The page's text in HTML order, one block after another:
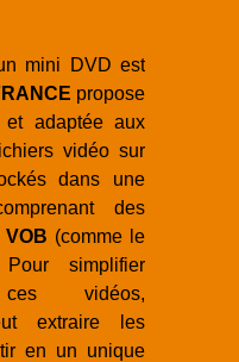
mini DVD est
propose
et adaptée aux
vidéo sur
dans une
des
VOB (comme le
simplifier
vidéos,
extraire les
en un unique